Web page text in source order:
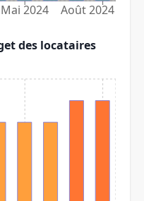
Mai 2024 Août 2024
des locataires